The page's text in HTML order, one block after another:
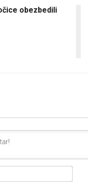
obezbedili
Ime*